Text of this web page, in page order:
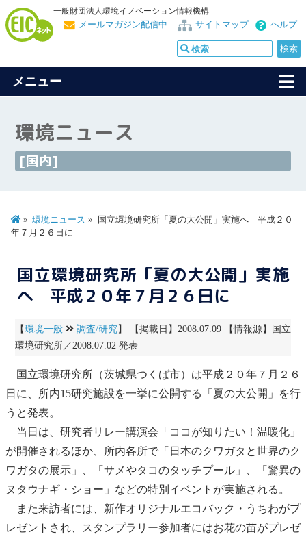
一般財団法人環境イノベーション情報機構
ヘルプ
サイトマップ
メールマガジン配信中
メニュー
環境ニュース
[国内]
環境ニュース
国立環境研究所「夏の大公開」実施へ 平成２０
年７月２６日に
国立環境研究所「夏の大公開」実施
へ 平成２０年７月２６日に
【環境一般 調査/研究】 【掲載日】2008.07.09 【情報源】国立
環境研究所／2008.07.02 発表
国立環境研究所（茨城県つくば市）は平成２０年７月２６
日に、所内15研究施設を一挙に公開する「夏の大公開」を行
うと発表。
当日は、研究者リレー講演会「ココが知りたい！温暖化」
が開催されるほか、所内各所で「日本のクワガタと世界のク
ワガタの展示」、「サメやタコのタッチプール」、「驚異の
ヌタウナギ・ショー」などの特別イベントが実施される。
また来訪者には、新作オリジナルエコバック・うちわがプ
レゼントされ、スタンプラリー参加者にはお花の苗がプレゼ